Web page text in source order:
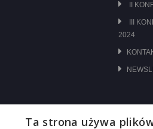
II
III
2024
Ta strona używa